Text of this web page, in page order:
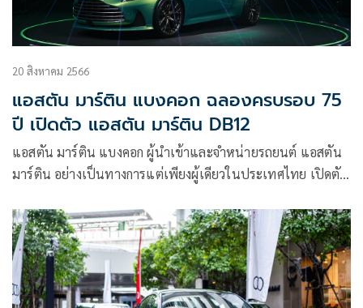
20 สิงหาคม 2566
แอสตัน มาร์ติน แบงคอก ฉลองครบรอบ 75
ปี เปิดตัว แอสตัน มาร์ติน DB12
แอสตัน มาร์ติน แบงคอก ผู้นำเข้าและจำหน่ายรถยนต์ แอสตัน
มาร์ติน อย่างเป็นทางการแต่เพียงผู้เดียวในประเทศไทย เปิดตัว